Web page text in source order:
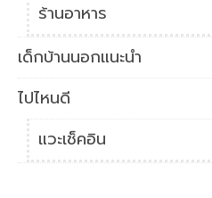
ร้านอาหาร
เด็กบ้านนอกแนะนำ
ไปไหนดี
แวะเช็คอิน